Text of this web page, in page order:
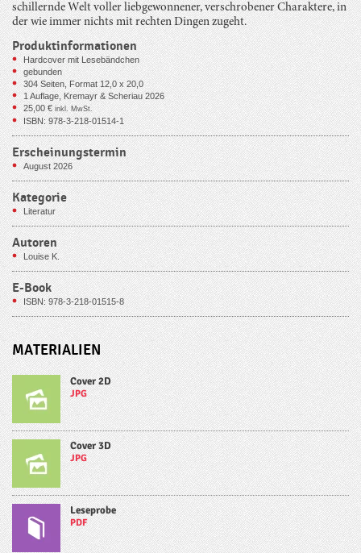
schillernde Welt voller liebgewonnener, verschrobener Charaktere, in
der wie immer nichts mit rechten Dingen zugeht.
Produktinformationen
Hardcover mit Lesebändchen
gebunden
304Seiten, Format 12,0 x 20,0
1 Auflage, Kremayr & Scheriau 2026
25,00€ inkl. MwSt.
ISBN: 978-3-218-01514-1
Erscheinungstermin
August 2026
Kategorie
Literatur
Autoren
Louise K.
E-Book
ISBN: 978-3-218-01515-8
MATERIALIEN
Cover 2D
JPG
Cover 3D
JPG
Leseprobe
PDF